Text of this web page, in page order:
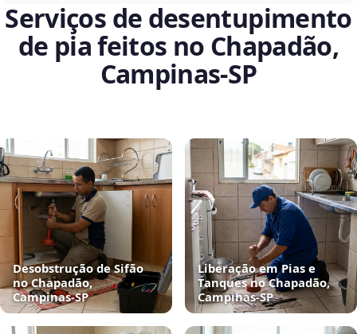
Serviços de desentupimento
de pia feitos no Chapadão,
Campinas‑SP
Desobstrução de Sifão
no Chapadão,
Campinas‑SP
Liberação em Pias e
Tanques no Chapadão,
Campinas‑SP